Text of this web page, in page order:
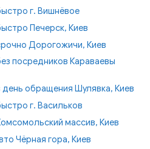
г. Вишнёвое
Печерск, Киев
Дорогожичи, Киев
посредников Караваевы
день обращения Шулявка, Киев
г. Васильков
массив, Киев
Чёрная гора, Киев